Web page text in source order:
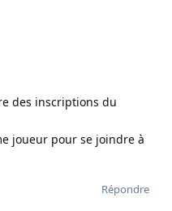
des inscriptions du
joueur pour se joindre à
Répondre